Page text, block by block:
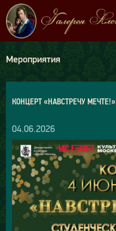
Мероприятия
КОНЦЕРТ «НАВСТРЕЧУ МЕЧТЕ!»
04.06.2026